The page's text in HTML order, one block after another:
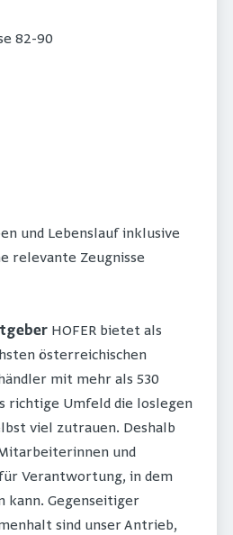
82-90
und Lebenslauf inklusive
relevante Zeugnisse
HOFER bietet als
österreichischen
mit mehr als 530
richtige Umfeld die loslegen
viel zutrauen. Deshalb
und
Verantwortung, in dem
kann. Gegenseitiger
sind unser Antrieb,